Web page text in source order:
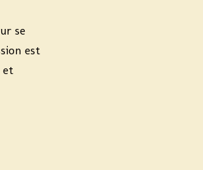
se
est
et